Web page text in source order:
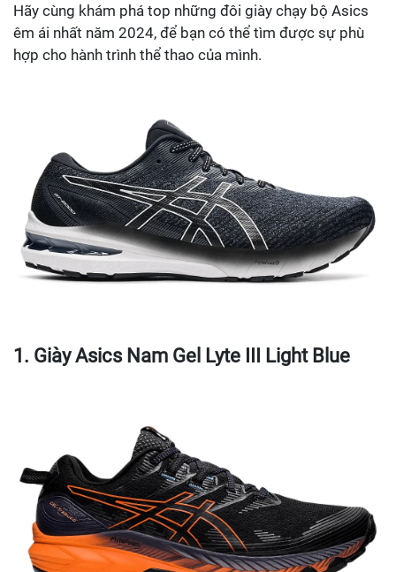
Hãy cùng khám phá top những đôi giày chạy bộ Asics
êm ái nhất năm 2024, để bạn có thể tìm được sự phù
hợp cho hành trình thể thao của mình.
1. Giày Asics Nam Gel Lyte III Light Blue